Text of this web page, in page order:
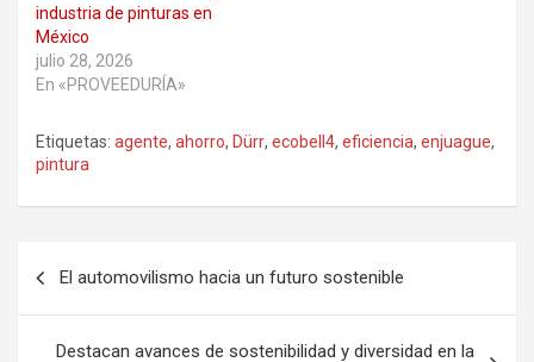
industria de pinturas en
México
julio 28, 2026
En «PROVEEDURÍA»
Etiquetas: agente, ahorro, Dürr, ecobell4, eficiencia, enjuague,
pintura
entradas
El automovilismo hacia un futuro sostenible
Destacan avances de sostenibilidad y diversidad en la